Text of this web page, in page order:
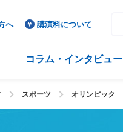
コラム・インタビュー
へ 講演料について
スポーツ オリンピック